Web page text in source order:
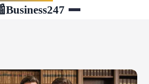
Business247